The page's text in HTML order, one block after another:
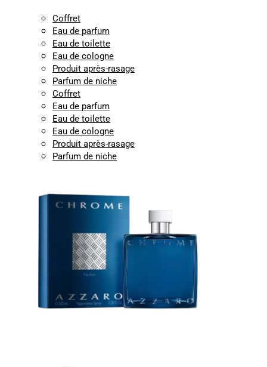
Coffret
Eau de parfum
Eau de toilette
Eau de cologne
Produit après-rasage
Parfum de niche
Coffret
Eau de parfum
Eau de toilette
Eau de cologne
Produit après-rasage
Parfum de niche